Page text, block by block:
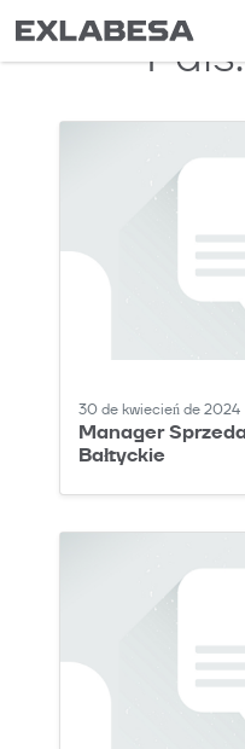
30 de kwiecień de 2024
Manager
Bałtyckie